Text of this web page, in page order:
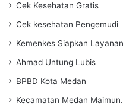
Cek Kesehatan Gratis
Cek kesehatan Pengemudi
Kemenkes Siapkan Layanan
Ahmad Untung Lubis
BPBD Kota Medan
Kecamatan Medan Maimun.